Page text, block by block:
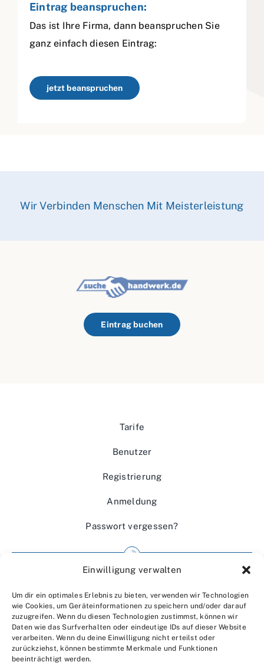
Einwilligung verwalten
Um dir ein optimales Erlebnis zu bieten, verwenden wir Technologien
wie Cookies, um Geräteinformationen zu speichern und/oder darauf
zuzugreifen. Wenn du diesen Technologien zustimmst, können wir
Daten wie das Surfverhalten oder eindeutige IDs auf dieser Website
verarbeiten. Wenn du deine Einwilligung nicht erteilst oder
zurückziehst, können bestimmte Merkmale und Funktionen
beeinträchtigt werden.
Eintrag beanspruchen:
Das ist Ihre Firma, dann beanspruchen Sie
ganz einfach diesen Eintrag:
jetzt beanspruchen
Wir Verbinden Menschen Mit Meisterleistung
Eintrag buchen
Tarife
Benutzer
Registrierung
Anmeldung
Passwort vergessen?
Wir über uns
Kontakt
Datenschutzerklärung